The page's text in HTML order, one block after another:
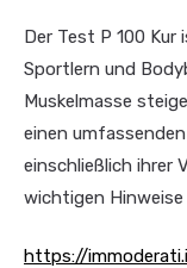
Der Test P 100
Sportlern und
Muskelmasse
einen
einschließlich ihrer
wichtigen
https://